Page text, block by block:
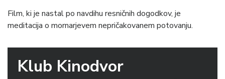
Film, ki je nastal po navdihu resničnih dogodkov, je
meditacija o mornarjevem nepričakovanem potovanju.
Klub Kinodvor